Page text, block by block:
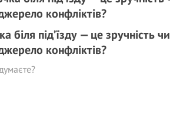
біля під’їзду — це зручність чи
конфліктів?